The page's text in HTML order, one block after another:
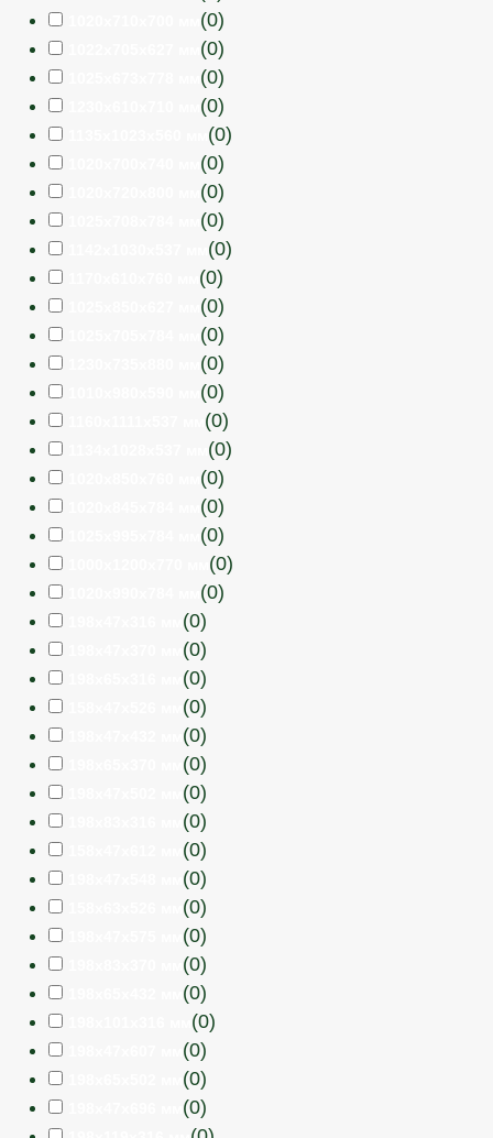
(0)
(0)
(0)
(0)
(0)
(0)
(0)
(0)
(0)
(0)
(0)
(0)
(0)
(0)
(0)
(0)
(0)
(0)
(0)
(0)
(0)
(0)
(0)
(0)
(0)
(0)
(0)
(0)
(0)
(0)
(0)
(0)
(0)
(0)
(0)
(0)
(0)
(0)
(0)